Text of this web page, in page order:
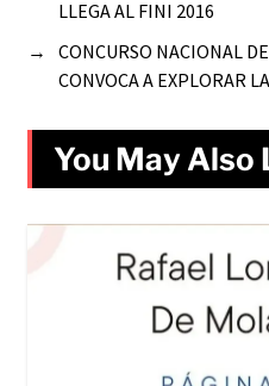
LLEGA AL FINI 2016
→
CONCURSO NACIONAL
CONVOCA A EXPLORAR
You May Also